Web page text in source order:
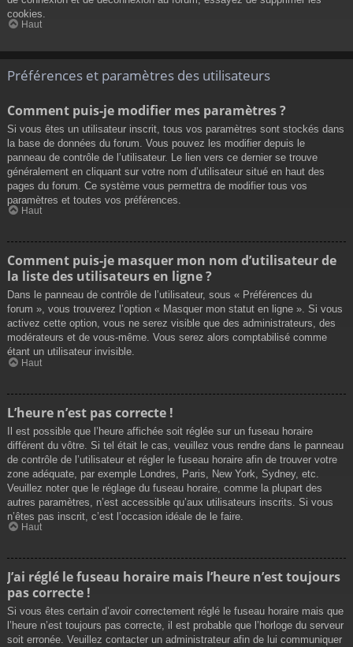
cookies.
Haut
Préférences et paramètres des utilisateurs
Comment puis-je modifier mes paramètres ?
Si vous êtes un utilisateur inscrit, tous vos paramètres sont stockés dans
la base de données du forum. Vous pouvez les modifier depuis le
panneau de contrôle de l’utilisateur. Le lien vers ce dernier se trouve
généralement en cliquant sur votre nom d’utilisateur situé en haut des
pages du forum. Ce système vous permettra de modifier tous vos
paramètres et toutes vos préférences.
Haut
Comment puis-je masquer mon nom d’utilisateur de
la liste des utilisateurs en ligne ?
Dans le panneau de contrôle de l’utilisateur, sous « Préférences du
forum », vous trouverez l’option « Masquer mon statut en ligne ». Si vous
activez cette option, vous ne serez visible que des administrateurs, des
modérateurs et de vous-même. Vous serez alors comptabilisé comme
étant un utilisateur invisible.
Haut
L’heure n’est pas correcte !
Il est possible que l’heure affichée soit réglée sur un fuseau horaire
différent du vôtre. Si tel était le cas, veuillez vous rendre dans le panneau
de contrôle de l’utilisateur et régler le fuseau horaire afin de trouver votre
zone adéquate, par exemple Londres, Paris, New York, Sydney, etc.
Veuillez noter que le réglage du fuseau horaire, comme la plupart des
autres paramètres, n’est accessible qu’aux utilisateurs inscrits. Si vous
n’êtes pas inscrit, c’est l’occasion idéale de le faire.
Haut
J’ai réglé le fuseau horaire mais l’heure n’est toujours
pas correcte !
Si vous êtes certain d’avoir correctement réglé le fuseau horaire mais que
l’heure n’est toujours pas correcte, il est probable que l’horloge du serveur
soit erronée. Veuillez contacter un administrateur afin de lui communiquer